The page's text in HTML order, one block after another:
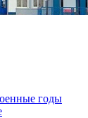
годы